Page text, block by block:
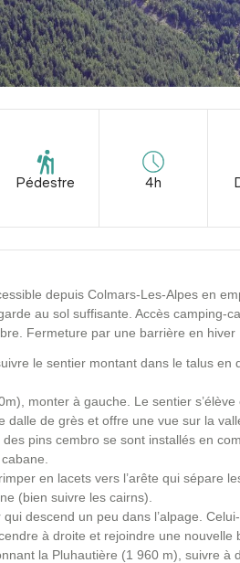
Pédestre 4h
depuis Colmars-Les-Alpes en
au sol suffisante. Accès camping-
Fermeture par une barrière en hiver
le sentier montant dans le talus
monter à gauche. Le sentier
dalle de grès et offre une vue sur la
pins cembro se sont installés en
en lacets vers l’arête qui sépare
(bien suivre les cairns).
descend un peu dans l’alpage.
à droite et rejoindre une nouvelle
la Pluhautière (1 960 m), suivre